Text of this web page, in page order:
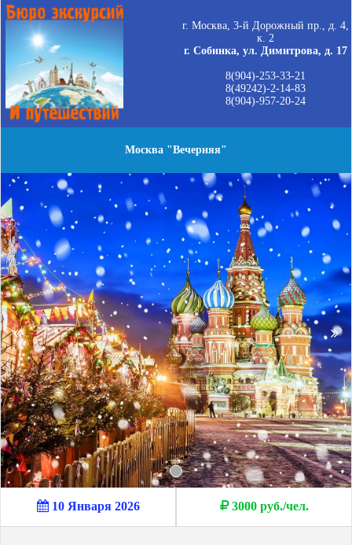
г. Москва, 3-й Дорожный пр., д. 4,
к. 2
г. Собинка, ул. Димитрова, д. 17
8(904)-253-33-21
8(49242)-2-14-83
8(904)-957-20-24
Москва "Вечерняя"
10 Января 2026 3000 руб./чел.